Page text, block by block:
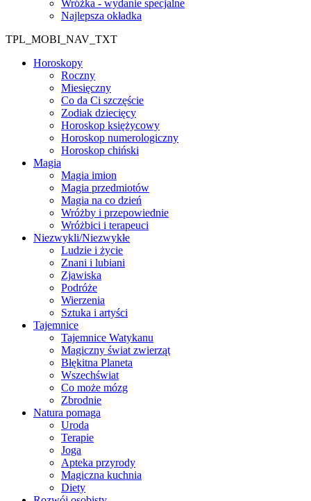
Wróżka - wydanie specjalne
Najlepsza okładka
TPL_MOBI_NAV_TXT
Horoskopy
Roczny
Miesięczny
Co da Ci szczęście
Zodiak dziecięcy
Horoskop księżycowy
Horoskop numerologiczny
Horoskop chiński
Magia
Magia imion
Magia przedmiotów
Magia na co dzień
Wróżby i przepowiednie
Wróżbici i terapeuci
Niezwykli/Niezwykłe
Ludzie i życie
Znani i lubiani
Zjawiska
Podróże
Wierzenia
Sztuka i artyści
Tajemnice
Tajemnice Watykanu
Magiczny świat zwierząt
Błękitna Planeta
Wszechświat
Co może mózg
Zbrodnie
Natura pomaga
Uroda
Terapie
Joga
Apteka przyrody
Magiczna kuchnia
Diety